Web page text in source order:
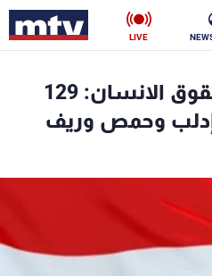
LIVE
الشبكة السورية لحقوق الانسان: 129
وحمص وريف
فن
رياضة